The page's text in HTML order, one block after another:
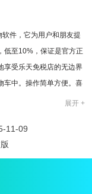
件，它为用户和朋友提
低至10%，保证是官方正
享受乐天免税店的无边界
车中。操作简单方便。喜
顾客一起购买;
展开 +
11-09